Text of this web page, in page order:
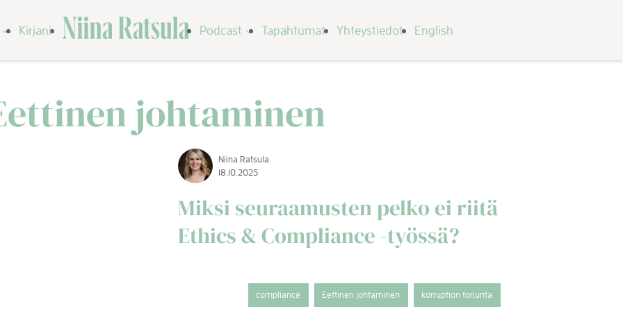
Niina Ratsula
Kirjani Podcast Tapahtumat Yhteystiedot English
johtaminen
Niina Ratsula
18.10.2025
Miksi seuraamusten pelko ei riitä
Ethics & Compliance -työssä?
compliance Eettinen johtaminen korruption torjunta